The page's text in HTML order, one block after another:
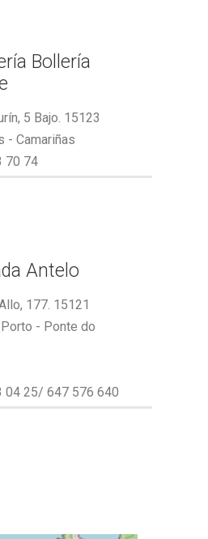
Bollería
5 Bajo. 15123
- Camariñas
74
Antelo
177. 15121
- Ponte do
25/ 647 576 640